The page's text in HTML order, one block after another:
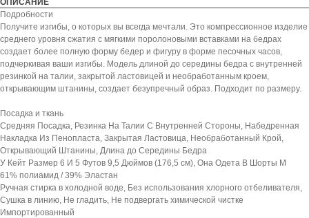
ОПИСАНИЕ
Подробности
Получите изгибы, о которых вы всегда мечтали. Это компрессионное изделие
среднего уровня сжатия с мягкими поролоновыми вставками на бедрах
создает более полную форму бедер и фигуру в форме песочных часов,
подчеркивая ваши изгибы. Модель длиной до середины бедра с внутренней
резинкой на талии, закрытой ластовицей и необработанным кроем,
открывающим штанины, создает безупречный образ. Подходит по размеру.
Посадка и ткань
Средняя Посадка, Резинка На Талии С Внутренней Стороны, Набедренная
Накладка Из Пенопласта, Закрытая Ластовица, Необработанный Крой,
Открывающий Штанины, Длина до Середины Бедра
У Кейт Размер 6 И 5 Футов 9,5 Дюймов (176,5 см), Она Одета В Шорты M
61% полиамид / 39% Эластан
Ручная стирка в холодной воде, Без использования хлорного отбеливателя,
Сушка в линию, Не гладить, Не подвергать химической чистке
Импортированный